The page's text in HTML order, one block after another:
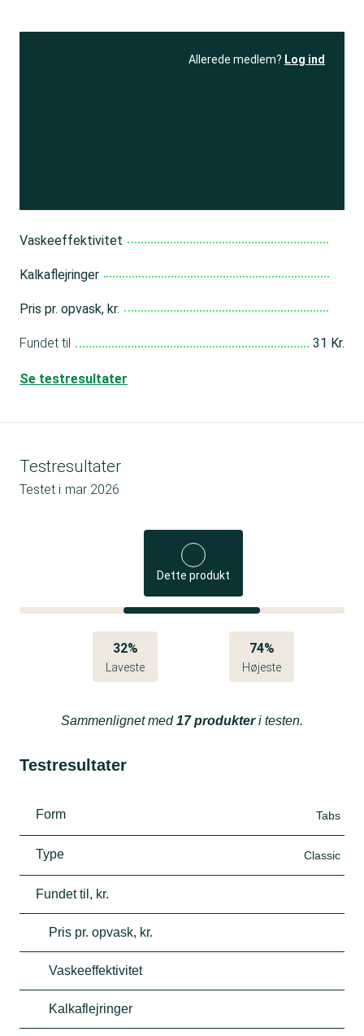
Allerede medlem? Log ind
Vaskeeffektivitet
Kalkaflejringer
Pris pr. opvask, kr.
Fundet til 31 Kr.
Se testresultater
Testresultater
Testet i mar 2026
Dette produkt
32%
Laveste
74%
Højeste
Sammenlignet med17 produkteri testen.
Testresultater
Form Tabs
Type Classic
Fundet til, kr.
Pris pr. opvask, kr.
Vaskeeffektivitet
Kalkaflejringer